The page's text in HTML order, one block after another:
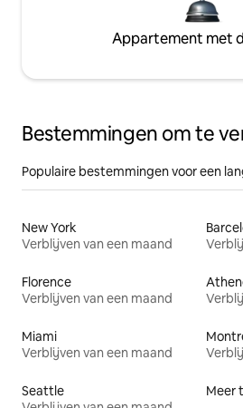
Appartement met
Bestemmingen om te
Populaire bestemmingen voor een
New York
Verblijven van een maand
Florence
Verblijven van een maand
Miami
Verblijven van een maand
Seattle
Meer